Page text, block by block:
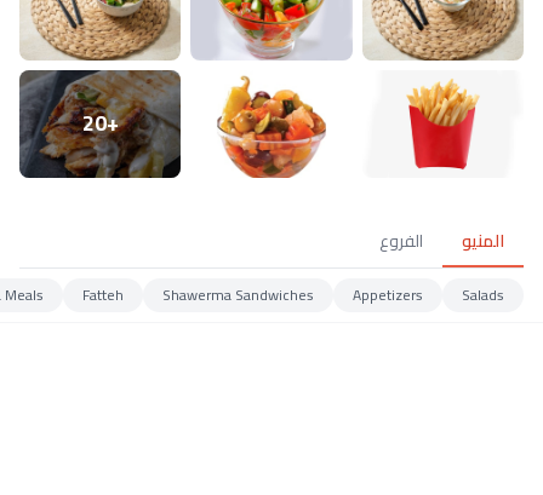
+20
المنيو الفروع
Salads
Appetizers
Shawerma Sandwiches
Fatteh